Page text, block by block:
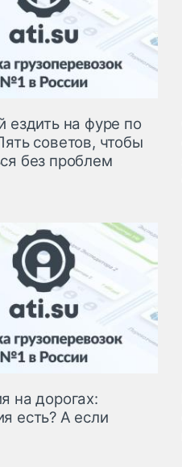
ездить на фуре по
советов, чтобы
без проблем
на дорогах:
есть? А если